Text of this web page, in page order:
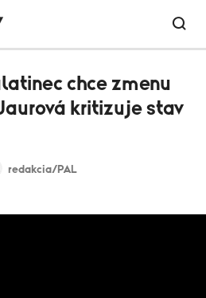
redakcia/PAL
chce zmenu
kritizuje stav